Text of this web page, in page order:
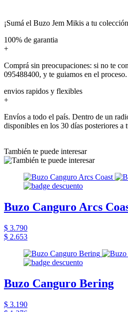
¡Sumá el Buzo Jem Mikis a tu
100% de garantia
+
Comprá sin preocupaciones: si no te
095488400, y te guiamos en el proceso.
envios rapidos y flexibles
+
Envíos a todo el país. Dentro de un
disponibles en los 30 días posteriores a
También te puede interesar
Buzo Canguro Arcs
$ 3.790
$ 2.653
Buzo Canguro Bering
$ 3.190